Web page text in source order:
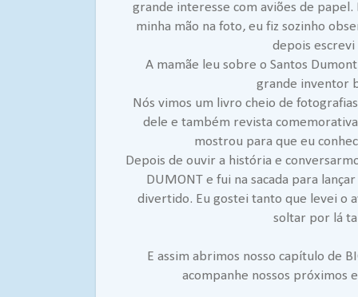
grande interesse com aviões de
minha mão na foto, eu fiz sozinho
depois
A mamãe leu sobre o Santos
grande inventor
Nós vimos um livro cheio de
dele e também revista
mostrou para que eu
Depois de ouvir a história e
DUMONT e fui na sacada para
divertido. Eu gostei tanto que levei o
soltar por lá
E assim abrimos nosso capítulo de
acompanhe nossos